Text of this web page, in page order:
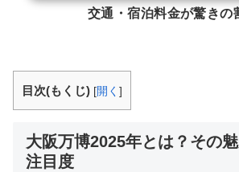
交通・宿泊料金が驚きの
目次(もくじ) [開く ]
大阪万博2025年とは？その
注目度